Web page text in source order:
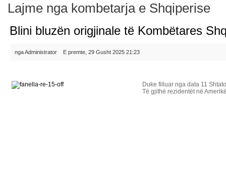
Lajme nga kombetarja e Shqiperise
Blini bluzën origjinale të Kombëtares
nga Administrator E premte, 29 Gusht 2025 21:23
Duke filluar nga data 11
Të gjithë rezidentët në